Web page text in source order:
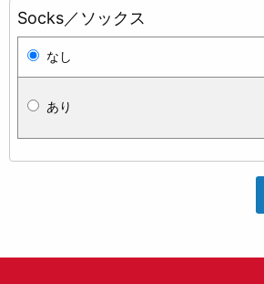
Socks／ソックス
なし
あり